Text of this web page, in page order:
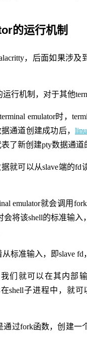
的运行机制
，后面如果涉
行机制，对于其他
emulator时，
通道创建成功后，
了新创建pty数据通道
就可以从slave端的
emulator就会调用
会将该shell的标准输
标准输入，即slave fd
我们就可以在其内部
在shell子进程中，就
通过fork函数，创建